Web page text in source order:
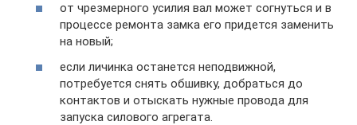
от чрезмерного усилия вал может согнуться и в
процессе ремонта замка его придется заменить
на новый;
если личинка останется неподвижной,
потребуется снять обшивку, добраться до
контактов и отыскать нужные провода для
запуска силового агрегата.